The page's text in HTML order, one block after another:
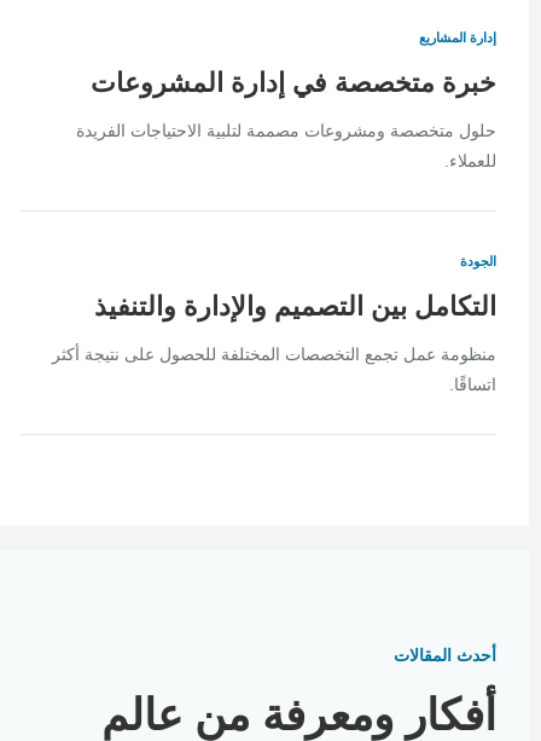
إدارة المشاريع
خبرة متخصصة في إدارة المشروعات
حلول متخصصة ومشروعات مصممة لتلبية الاحتياجات الفريدة
للعملاء.
الجودة
التكامل بين التصميم والإدارة والتنفيذ
منظومة عمل تجمع التخصصات المختلفة للحصول على نتيجة أكثر
اتساقًا.
أحدث المقالات
أفكار ومعرفة من عالم